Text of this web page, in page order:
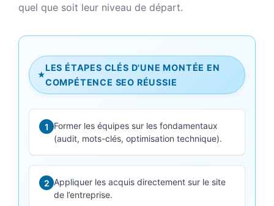
quel que soit leur niveau de départ.
★
LES ÉTAPES CLÉS D'UNE MONTÉE EN
COMPÉTENCE SEO RÉUSSIE
1
Former les équipes sur les fondamentaux
(audit, mots-clés, optimisation technique).
2 Appliquer les acquis directement sur le site
de l’entreprise.